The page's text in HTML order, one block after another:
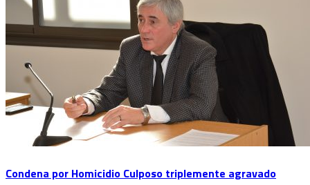
Condena por Homicidio Culposo triplemente agravado